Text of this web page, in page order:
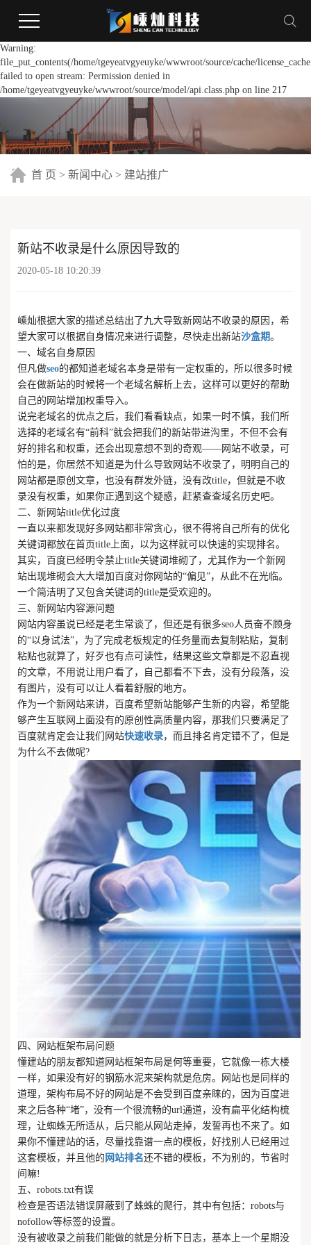
Warning:
file_put_contents(/home/tgeyeatvgyeuyke/wwwroot/source/cache/
failed to open stream: Permission denied in
/home/tgeyeatvgyeuyke/wwwroot/source/model/api.class.php on line 217
首 页 > 新闻中心 > 建站推广
新站不收录是什么原因导致的
2020-05-18 10:20:39
嵊灿根据大家的描述总结出了九大导致新网站不收录的原因，希
望大家可以根据自身情况来进行调整，尽快走出新站沙盒期。
一、域名自身原因
但凡做seo的都知道老域名本身是带有一定权重的，所以很多时候
会在做新站的时候将一个老域名解析上去，这样可以更好的帮助
自己的网站增加权重导入。
说完老域名的优点之后，我们看看缺点，如果一时不慎，我们所
选择的老域名有“前科”就会把我们的新站带进沟里，不但不会有
好的排名和权重，还会出现意想不到的奇观——网站不收录，可
怕的是，你居然不知道是为什么导致网站不收录了，明明自己的
网站都是原创文章，也没有群发外链，没有改title，但就是不收
录没有权重，如果你正遇到这个疑惑，赶紧查查域名历史吧。
二、新网站title优化过度
一直以来都发现好多网站都非常贪心，很不得将自己所有的优化
关键词都放在首页title上面，以为这样就可以快速的实现排名。
其实，百度已经明令禁止title关键词堆砌了，尤其作为一个新网
站出现堆砌会大大增加百度对你网站的“偏见”，从此不在光临。
一个简洁明了又包含关键词的title是受欢迎的。
三、新网站内容源问题
网站内容虽说已经是老生常谈了，但还是有很多seo人员奋不顾身
的“以身试法”，为了完成老板规定的任务量而去复制粘贴，复制
粘贴也就算了，好歹也有点可读性，结果这些文章都是不忍直视
的文章，不用说让用户看了，自己都看不下去，没有分段落，没
有图片，没有可以让人看着舒服的地方。
作为一个新网站来讲，百度希望新站能够产生新的内容，希望能
够产生互联网上面没有的原创性高质量内容，那我们只要满足了
百度就肯定会让我们网站快速收录，而且排名肯定错不了，但是
为什么不去做呢?
四、网站框架布局问题
懂建站的朋友都知道网站框架布局是何等重要，它就像一栋大楼
一样，如果没有好的钢筋水泥来架构就是危房。网站也是同样的
道理，架构布局不好的网站是不会受到百度亲睐的，因为百度进
来之后各种“堵”，没有一个很流畅的url通道，没有扁平化结构梳
理，让蜘蛛无所适从，后只能从网站走掉，发誓再也不来了。如
果你不懂建站的话，尽量找靠谱一点的模板，好找别人已经用过
这套模板，并且他的 网站排名还不错的模板，不为别的，节省时
间嘛!
五、robots.txt有误
检查是否语法错误屏蔽到了蛛蛛的爬行，其中有包括：robots与
nofollow等标签的设置。
没有被收录之前我们能做的就是分析下日志，基本上一个星期没